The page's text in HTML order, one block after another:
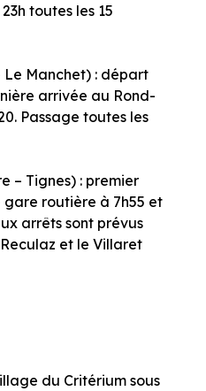
toutes les 15
Le Manchet) : départ
arrivée au Rond-
Passage toutes les
– Tignes) : premier
routière à 7h55 et
arrêts sont prévus
et le Villaret
du Critérium sous